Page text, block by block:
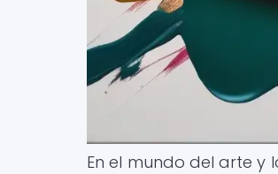
En el mundo del arte y